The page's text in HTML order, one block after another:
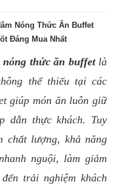
Nóng Thức Ăn Buffet
Đáng Mua Nhất
nóng thức ăn buffet là
thể thiếu tại các
giúp món ăn luôn giữ
dẫn thực khách. Tuy
chất lượng, khả năng
nguội, làm giảm
trải nghiệm khách